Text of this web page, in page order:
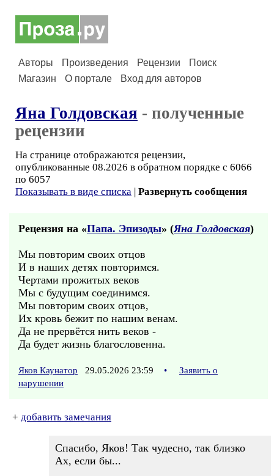
Авторы Произведения Рецензии
Поиск
Магазин
О портале Вход для авторов
Яна Голдовская - полученные
рецензии
На странице отображаются рецензии,
опубликованные 08.2026 в обратном порядке с 6066
по 6057
Показывать в виде списка | Развернуть сообщения
Рецензия на «Папа. Эпизоды» (Яна Голдовская)
Мы повторим своих отцов
И в наших детях повторимся.
Чертами прожитых веков
Мы с будущим соединимся.
Мы повторим своих отцов,
Их кровь бежит по нашим венам.
Да не прервётся нить веков -
Да будет жизнь благословенна.
Яков Каунатор 29.05.2026 23:59 •
Заявить о
нарушении
+ добавить замечания
Спасибо, Яков! Так чудесно, так близко
Ах, если бы...